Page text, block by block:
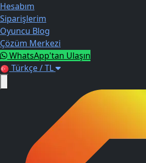
Hesabım
Siparişlerim
Oyuncu Blog
Çözüm Merkezi
WhatsApp'tan Ulaşın
Türkçe / TL